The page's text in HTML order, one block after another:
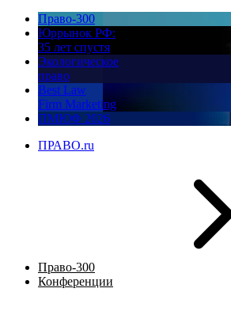
Право-300
Юррынок РФ:
35 лет спустя
Экологическое
право
Best Law
Firm Marketing
ПМЮФ 2026
ПРАВО.ru
Право-300
Конференции